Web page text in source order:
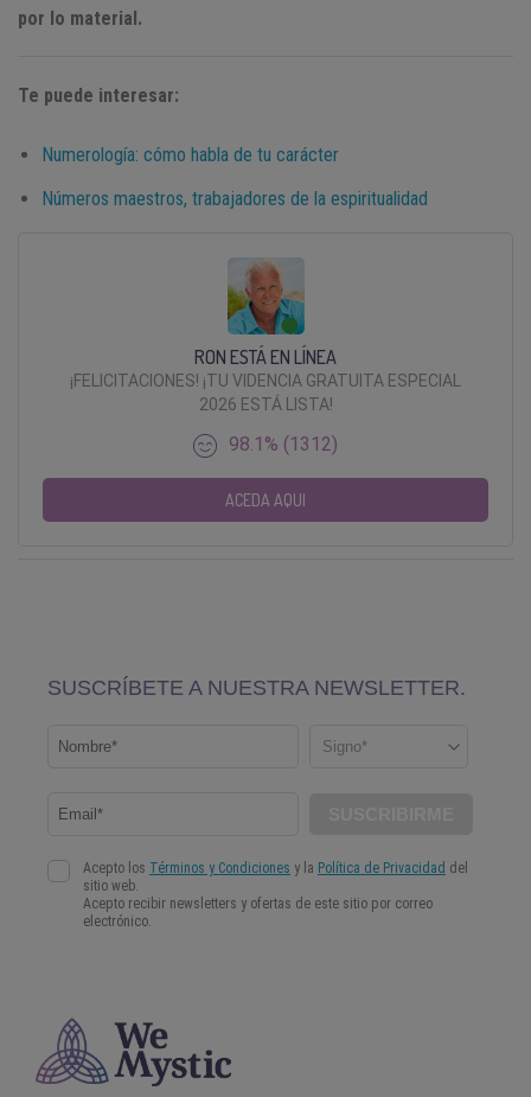
por lo material.
Te puede interesar:
Numerología: cómo habla de tu carácter
Números maestros, trabajadores de la espiritualidad
RON ESTÁ EN LÍNEA
¡FELICITACIONES! ¡TU VIDENCIA GRATUITA ESPECIAL
2026 ESTÁ LISTA!
98.1% (1312)
ACEDA AQUI